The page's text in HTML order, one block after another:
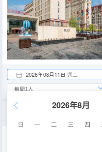
2026年08月11日 週二
2026年8月
日 一 二 三 四